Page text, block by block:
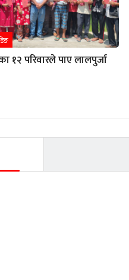
१२ परिवारले पाए लालपुर्जा